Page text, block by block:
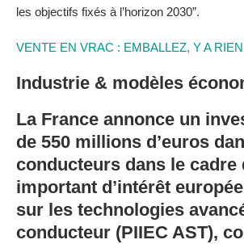
les objectifs fixés à l’horizon 2030”.
VENTE EN VRAC : EMBALLEZ, Y A
Industrie & modèles
La France annonce un
de 550 millions d’euros
conducteurs dans le cadre
important d’intérêt
sur les technologies
conducteur (PIIEC AST),